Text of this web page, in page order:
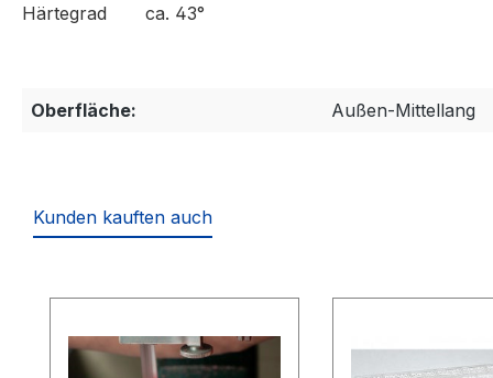
Härtegrad ca. 43°
Oberfläche: Außen-Mittellang
Kunden kauften auch